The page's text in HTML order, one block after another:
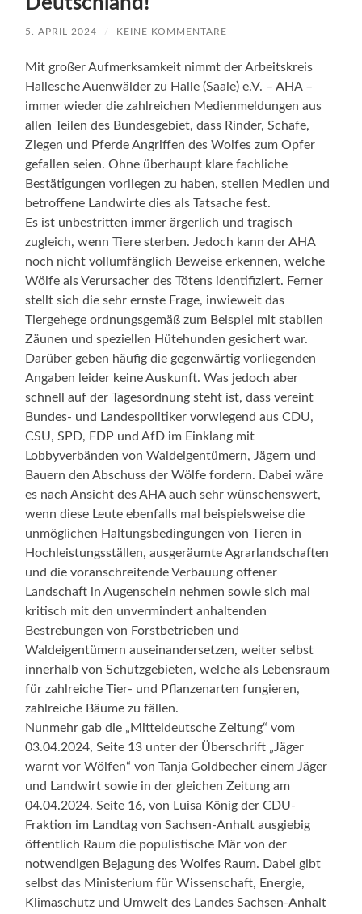
5. APRIL 2024 / KEINE KOMMENTARE
Mit großer Aufmerksamkeit nimmt der Arbeitskreis
Hallesche Auenwälder zu Halle (Saale) e.V. – AHA –
immer wieder die zahlreichen Medienmeldungen aus
allen Teilen des Bundesgebiet, dass Rinder, Schafe,
Ziegen und Pferde Angriffen des Wolfes zum Opfer
gefallen seien. Ohne überhaupt klare fachliche
Bestätigungen vorliegen zu haben, stellen Medien und
betroffene Landwirte dies als Tatsache fest.
Es ist unbestritten immer ärgerlich und tragisch
zugleich, wenn Tiere sterben. Jedoch kann der AHA
noch nicht vollumfänglich Beweise erkennen, welche
Wölfe als Verursacher des Tötens identifiziert. Ferner
stellt sich die sehr ernste Frage, inwieweit das
Tiergehege ordnungsgemäß zum Beispiel mit stabilen
Zäunen und speziellen Hütehunden gesichert war.
Darüber geben häufig die gegenwärtig vorliegenden
Angaben leider keine Auskunft. Was jedoch aber
schnell auf der Tagesordnung steht ist, dass vereint
Bundes- und Landespolitiker vorwiegend aus CDU,
CSU, SPD, FDP und AfD im Einklang mit
Lobbyverbänden von Waldeigentümern, Jägern und
Bauern den Abschuss der Wölfe fordern. Dabei wäre
es nach Ansicht des AHA auch sehr wünschenswert,
wenn diese Leute ebenfalls mal beispielsweise die
unmöglichen Haltungsbedingungen von Tieren in
Hochleistungsställen, ausgeräumte Agrarlandschaften
und die voranschreitende Verbauung offener
Landschaft in Augenschein nehmen sowie sich mal
kritisch mit den unvermindert anhaltenden
Bestrebungen von Forstbetrieben und
Waldeigentümern auseinandersetzen, weiter selbst
innerhalb von Schutzgebieten, welche als Lebensraum
für zahlreiche Tier- und Pflanzenarten fungieren,
zahlreiche Bäume zu fällen.
Nunmehr gab die „Mitteldeutsche Zeitung“ vom
03.04.2024, Seite 13 unter der Überschrift „Jäger
warnt vor Wölfen“ von Tanja Goldbecher einem Jäger
und Landwirt sowie in der gleichen Zeitung am
04.04.2024. Seite 16, von Luisa König der CDU-
Fraktion im Landtag von Sachsen-Anhalt ausgiebig
öffentlich Raum die populistische Mär von der
notwendigen Bejagung des Wolfes Raum. Dabei gibt
selbst das Ministerium für Wissenschaft, Energie,
Klimaschutz und Umwelt des Landes Sachsen-Anhalt